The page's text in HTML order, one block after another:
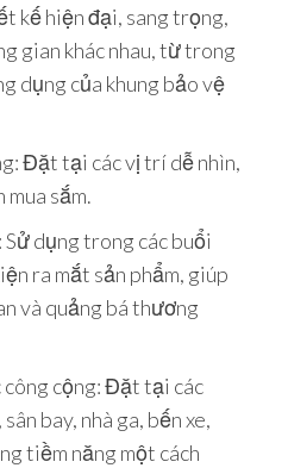
kế hiện đại, sang trọng,
gian khác nhau, từ trong
dụng của khung bảo vệ
Đặt tại các vị trí dễ nhìn,
mua sắm.
dụng trong các buổi
ra mắt sản phẩm, giúp
và quảng bá thương
cộng: Đặt tại các
bay, nhà ga, bến xe,
tiềm năng một cách